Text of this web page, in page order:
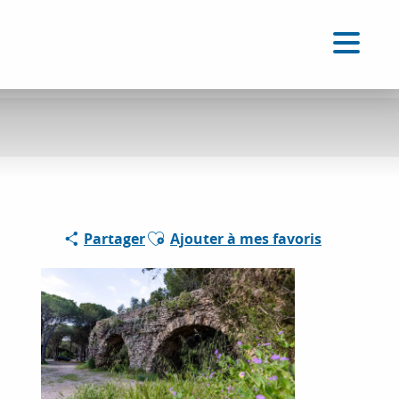
PartagerAjouter aux favoris
Ajouter à mes favoris